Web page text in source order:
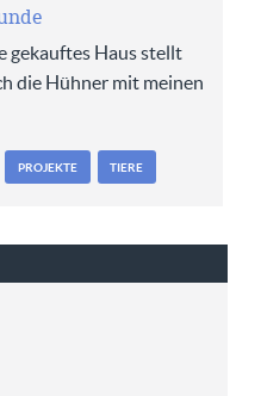
gekauftes Haus stellt
die Hühner mit meinen
PROJEKTE TIERE